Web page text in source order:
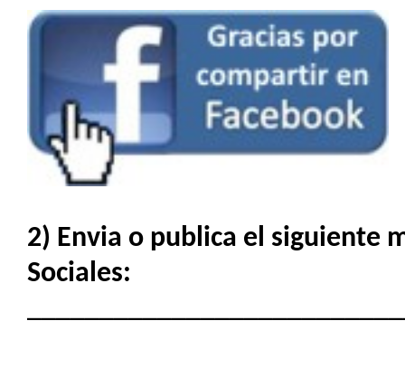
2) Envia o publica el siguiente
Sociales: